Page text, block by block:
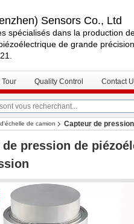
Sensors Co., Ltd
spécialisés dans la production
de grande précision.
Tour Quality Control Contact
de camion
Capteur de
de pression de